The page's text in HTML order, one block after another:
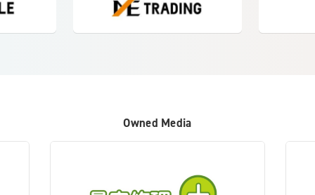
Owned Media